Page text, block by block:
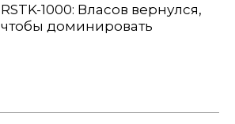
RSTK-1000: Власов вернулся,
чтобы доминировать